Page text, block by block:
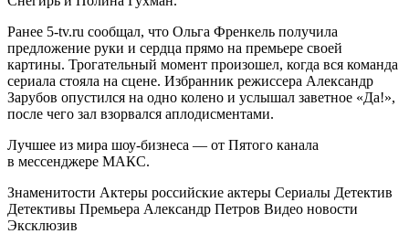
Ранее 5-tv.ru сообщал, что Ольга Френкель получила
предложение руки и сердца прямо на премьере своей
картины. Трогательный момент произошел, когда вся команда
сериала стояла на сцене. Избранник режиссера Александр
Зарубов опустился на одно колено и услышал заветное «Да!»,
после чего зал взорвался аплодисментами.
Лучшее из мира шоу-бизнеса — от Пятого канала
в мессенджере МАКС.
Знаменитости Актеры российские актеры Сериалы Детектив
Детективы Премьера Александр Петров Видео новости
Эксклюзив